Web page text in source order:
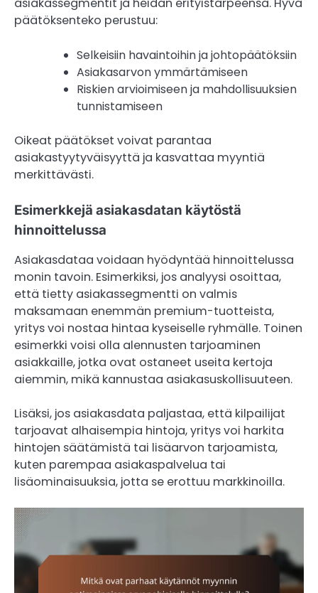
asiakassegmentit ja heidän erityistarpeensa. Hyvä
päätöksenteko perustuu:
Selkeisiin havaintoihin ja johtopäätöksiin
Asiakasarvon ymmärtämiseen
Riskien arvioimiseen ja mahdollisuuksien
tunnistamiseen
Oikeat päätökset voivat parantaa
asiakastyytyväisyyttä ja kasvattaa myyntiä
merkittävästi.
Esimerkkejä asiakasdatan käytöstä
hinnoittelussa
Asiakasdataa voidaan hyödyntää hinnoittelussa
monin tavoin. Esimerkiksi, jos analyysi osoittaa,
että tietty asiakassegmentti on valmis
maksamaan enemmän premium-tuotteista,
yritys voi nostaa hintaa kyseiselle ryhmälle. Toinen
esimerkki voisi olla alennusten tarjoaminen
asiakkaille, jotka ovat ostaneet useita kertoja
aiemmin, mikä kannustaa asiakasuskollisuuteen.
Lisäksi, jos asiakasdata paljastaa, että kilpailijat
tarjoavat alhaisempia hintoja, yritys voi harkita
hintojen säätämistä tai lisäarvon tarjoamista,
kuten parempaa asiakaspalvelua tai
lisäominaisuuksia, jotta se erottuu markkinoilla.